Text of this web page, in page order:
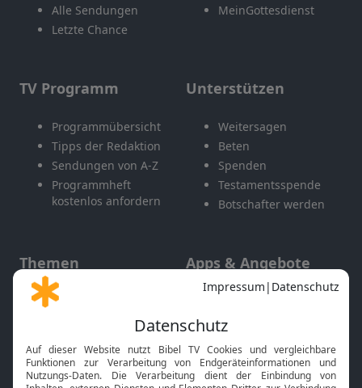
Alle Sendungen
Letzte Chance
MeinGottesdienst
TV Programm
Programmübersicht
Tipps der Redaktion
Sendungen von A-Z
Programmheft
kostenlos anfordern
Unterstützen
Weitersagen
Beten
Spenden
Testamentsspende
Botschafter werden
Themen
Gott und Bibel erklärt
Neuigkeiten
Apps & Angebote
Mobile App
Smart TV
HbbTV